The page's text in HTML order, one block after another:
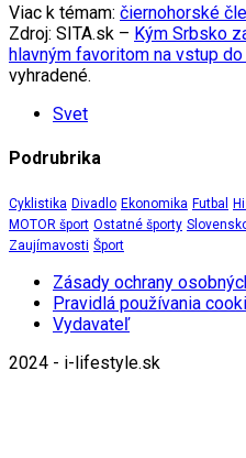
Viac k témam: čiernohorské
Zdroj: SITA.sk – Kým Srbsko
hlavným favoritom na vstup do
vyhradené.
Svet
Podrubrika
Cyklistika Divadlo Ekonomika Futbal
MOTOR šport Ostatné športy
Zaujímavosti Šport
Zásady ochrany
Pravidlá používania
Vydavateľ
2024 - i-lifestyle.sk